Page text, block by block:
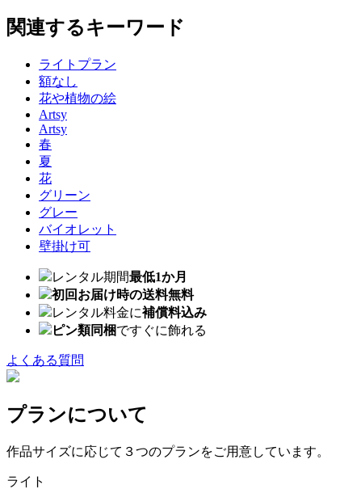
関連するキーワード
ライトプラン
額なし
花や植物の絵
Artsy
Artsy
春
夏
花
グリーン
グレー
バイオレット
壁掛け可
レンタル期間最低1か月
初回お届け時の送料無料
レンタル料金に補償料込み
ピン類同梱ですぐに飾れる
よくある質問
プランについて
作品サイズに応じて３つのプランをご用意しています。
ライト